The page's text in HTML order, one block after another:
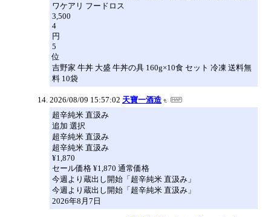
ワケアリ フードロス
3,500
4
円
5
位
吉野家 牛丼 大盛 牛丼の具 160g×10食 セット 冷凍 送料無
料 10袋
2026/08/09 15:57:02 天寶一酒造
超辛純米 直汲み
追加 選択
超辛純米 直汲み
超辛純米 直汲み
¥1,870
セール価格 ¥1,870 通常価格
今週より蔵出し開始「超辛純米 直汲み」
今週より蔵出し開始「超辛純米 直汲み」
2026年8月7日